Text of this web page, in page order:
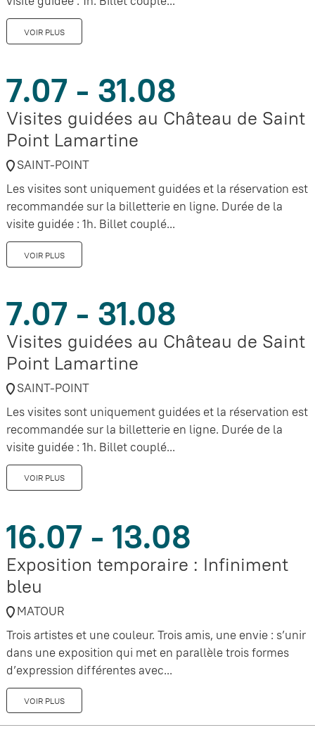
VOIR PLUS
7.07 - 31.08
Visites guidées au Château de Saint
Point Lamartine
SAINT-POINT
Les visites sont uniquement guidées et la réservation est
recommandée sur la billetterie en ligne. Durée de la
visite guidée : 1h. Billet couplé...
VOIR PLUS
7.07 - 31.08
Visites guidées au Château de Saint
Point Lamartine
SAINT-POINT
Les visites sont uniquement guidées et la réservation est
recommandée sur la billetterie en ligne. Durée de la
visite guidée : 1h. Billet couplé...
VOIR PLUS
16.07 - 13.08
Exposition temporaire : Infiniment
bleu
MATOUR
Trois artistes et une couleur. Trois amis, une envie : s’unir
dans une exposition qui met en parallèle trois formes
d’expression différentes avec...
VOIR PLUS